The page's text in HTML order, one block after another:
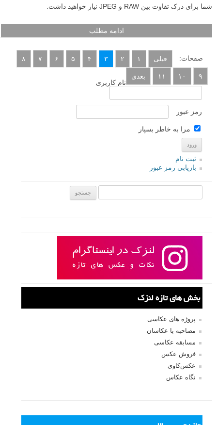
شما برای درک تفاوت بین RAW و JPEG نیاز خواهید داشت.
ادامه مطلب
صفحات: قبلی ۱ ۲ ۳ ۴ ۵ ۶ ۷ ۸
۹ ۱۰ ۱۱
بعدی
نام کاربری
رمز عبور
مرا به خاطر بسپار
ثبت نام
بازیابی رمز عبور
بخش های تازه لنزک
پروژه های عکاسی
مصاحبه با عکاسان
مسابقه عکاسی
فروش عکس
عکس‌کاوی
نگاه عکاس